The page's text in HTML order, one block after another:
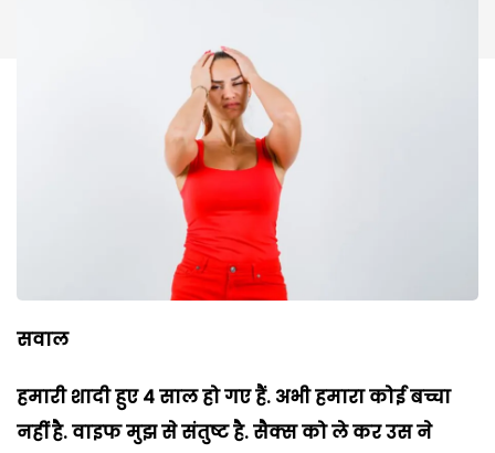
सवाल
हमारी शादी हुए 4 साल हो गए हैं. अभी हमारा कोई बच्चा
नहीं है. वाइफ मुझ से संतुष्ट है. सैक्स को ले कर उस ने